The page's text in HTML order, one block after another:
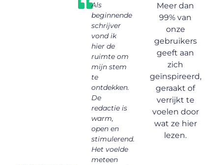
Als
beginnende
schrijver
vond ik
hier de
ruimte om
mijn stem
te
ontdekken.
De
redactie is
warm,
open en
stimulerend.
Het voelde
meteen
Ik klikte
ooit op een
blogtitel
nieuwsgierigheid
– inmiddels
lees ik
wekelijks.
De inhoud
is zó divers
en
persoonlijk.
Meer dan
99% van
onze
gebruikers
geeft aan
zich
geïnspireerd,
geraakt of
verrijkt te
voelen door
wat ze hier
lezen.